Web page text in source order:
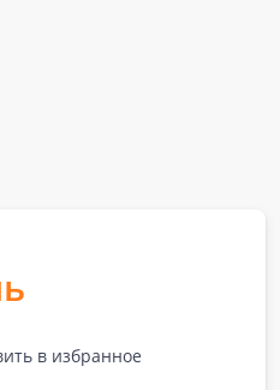
в избранное